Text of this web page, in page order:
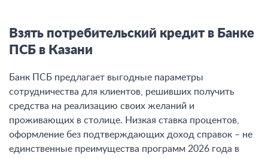
Взять потребительский кредит в Банке
ПСБ в Казани
Банк ПСБ предлагает выгодные параметры
сотрудничества для клиентов, решивших получить
средства на реализацию своих желаний и
проживающих в столице. Низкая ставка процентов,
оформление без подтверждающих доход справок – не
единственные преимущества программ 2026 года в